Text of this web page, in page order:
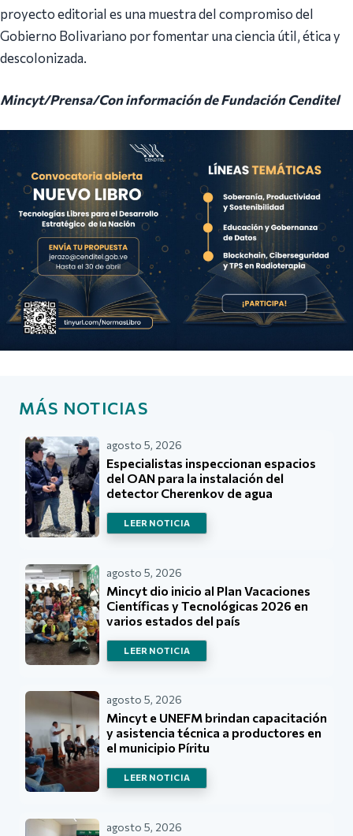
proyecto editorial es una muestra del compromiso del
Gobierno Bolivariano por fomentar una ciencia útil, ética y
descolonizada.
Mincyt/Prensa/Con información de Fundación Cenditel
MÁS NOTICIAS
agosto 5, 2026
Especialistas inspeccionan espacios
del OAN para la instalación del
detector Cherenkov de agua
LEER NOTICIA
agosto 5, 2026
Mincyt dio inicio al Plan Vacaciones
Científicas y Tecnológicas 2026 en
varios estados del país
LEER NOTICIA
agosto 5, 2026
Mincyt e UNEFM brindan capacitación
y asistencia técnica a productores en
el municipio Píritu
LEER NOTICIA
agosto 5, 2026